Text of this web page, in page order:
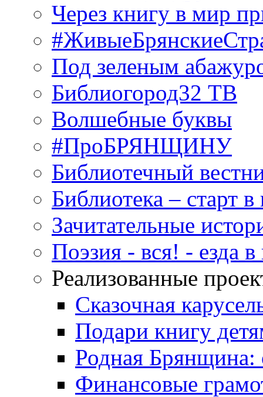
Через книгу в мир
Под зеленым
Библиогород32 ТВ
Волшебные буквы
#ПроБРЯНЩИНУ
Библиотечный
Библиотека – старт
Зачитательные
Поэзия - вся! - езда в
Реализованные
Сказочная
Подари книгу
Родная Брянщина:
Финансовые